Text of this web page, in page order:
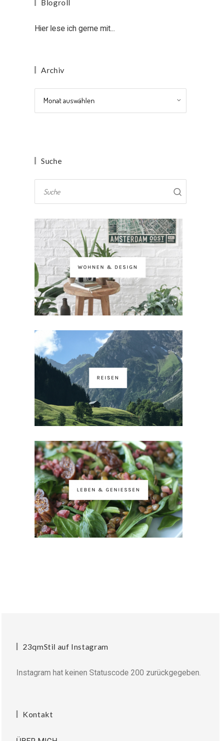
Blogroll
Hier lese ich gerne mit...
Archiv
Suche
23qmStil auf Instagram
Instagram hat keinen Statuscode 200 zurückgegeben.
Kontakt